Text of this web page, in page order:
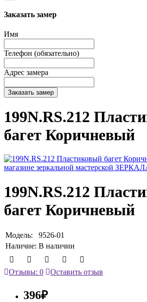
Заказать замер
Имя
Телефон (обязательно)
Адрес замера
Заказать замер
199N.RS.212
багет Коричневый
199N.RS.212
багет Коричневый
Модель:
9526-01
Наличие: В наличии
Отзывы: 0 Оставить отзыв
396₽